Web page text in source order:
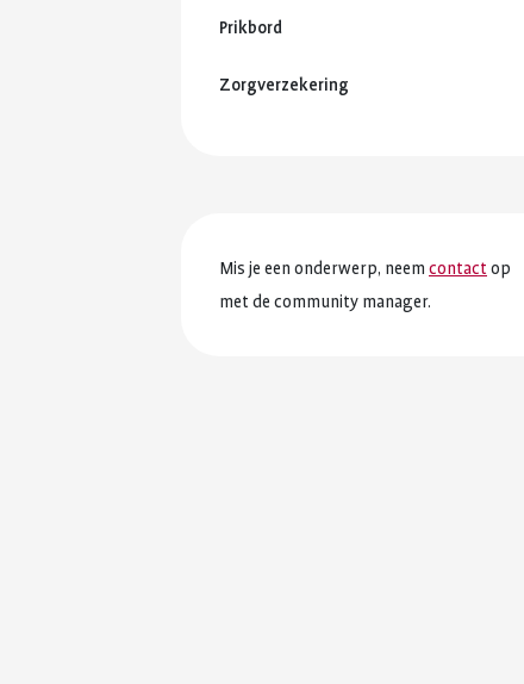
Prikbord
Zorgverzekering
Mis je een onderwerp, neem contactop
met de community manager.